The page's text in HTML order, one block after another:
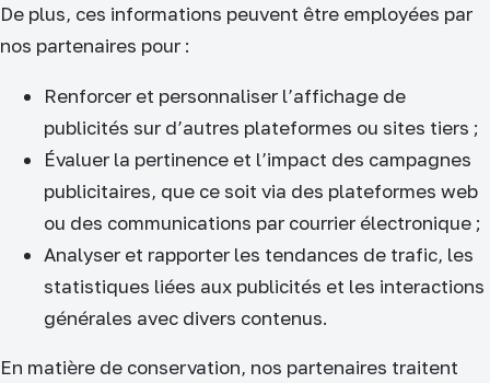
De plus, ces informations peuvent être employées par
nos partenaires pour :
Renforcer et personnaliser l’affichage de
publicités sur d’autres plateformes ou sites tiers ;
Évaluer la pertinence et l’impact des campagnes
publicitaires, que ce soit via des plateformes web
ou des communications par courrier électronique ;
Analyser et rapporter les tendances de trafic, les
statistiques liées aux publicités et les interactions
générales avec divers contenus.
En matière de conservation, nos partenaires traitent